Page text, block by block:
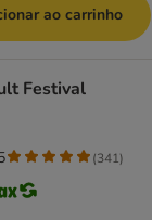
ao carrinho
Festival
(341)